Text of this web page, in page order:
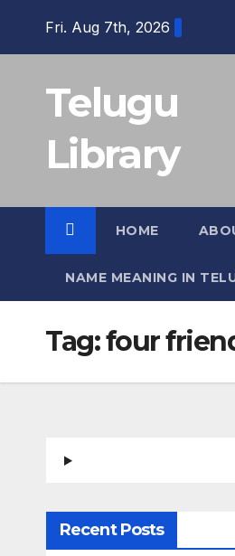
Fri. Aug 7th, 2026
Telugu
Library
HOME
NAME MEANING IN
Tag:four
Recent Posts